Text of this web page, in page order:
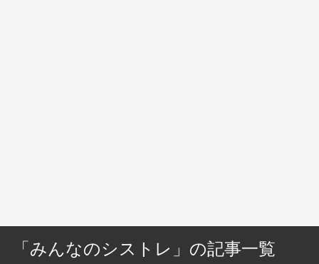
「みんなのシストレ」の記事一覧